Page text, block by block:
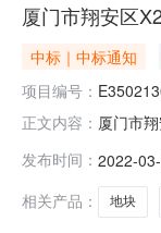
厦门市翔安区
中标｜中标通知
项目编号：
正文内容： 厦门市
发布时间： 2022-
相关产品：
地块